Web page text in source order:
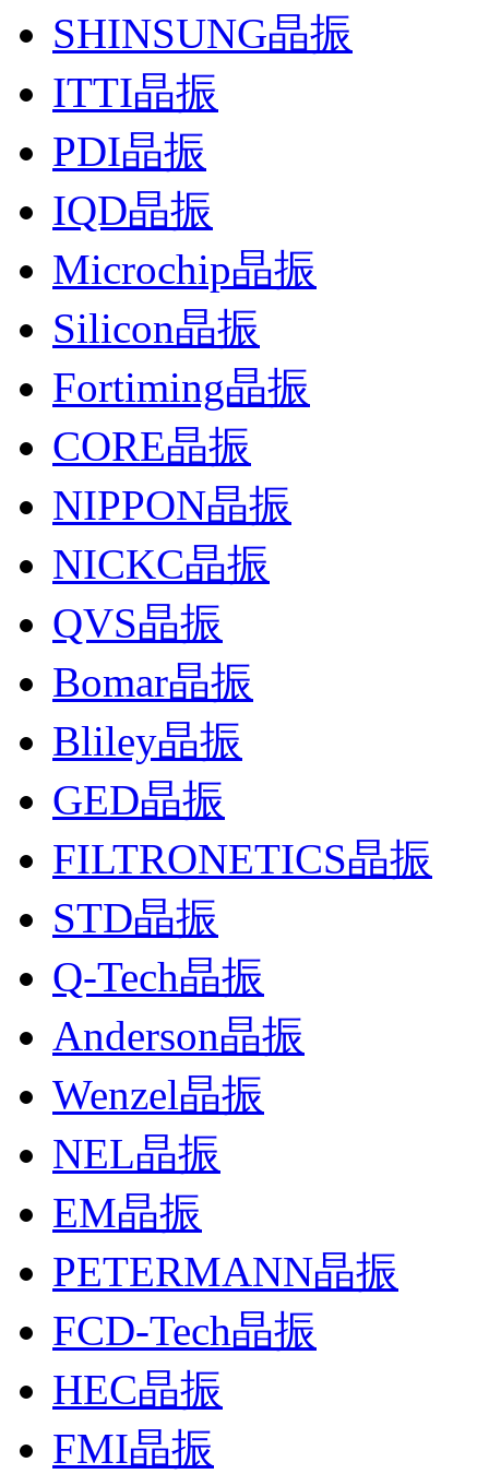
SHINSUNG晶振
ITTI晶振
PDI晶振
IQD晶振
Microchip晶振
Silicon晶振
Fortiming晶振
CORE晶振
NIPPON晶振
NICKC晶振
QVS晶振
Bomar晶振
Bliley晶振
GED晶振
FILTRONETICS晶振
STD晶振
Q-Tech晶振
Anderson晶振
Wenzel晶振
NEL晶振
EM晶振
PETERMANN晶振
FCD-Tech晶振
HEC晶振
FMI晶振